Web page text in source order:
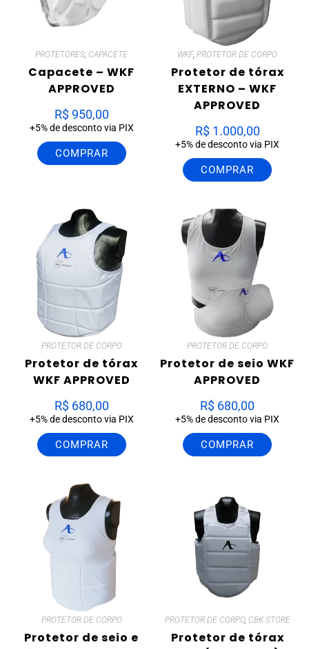
PROTETORES, CAPACETE
Capacete – WKF
APPROVED
R$950,00
+5% de desconto via PIX
COMPRAR
WKF,PROTETOR DE CORPO
Protetor de tórax
EXTERNO – WKF
APPROVED
R$1.000,00
+5% de desconto via PIX
COMPRAR
PROTETOR DE CORPO
Protetor de tórax
WKF APPROVED
R$680,00
+5% de desconto via PIX
COMPRAR
PROTETOR DE CORPO
Protetor de seio WKF
APPROVED
R$ 680,00
+5% de desconto via PIX
COMPRAR
PROTETOR DE CORPO
Protetor de seio e
PROTETOR DE CORPO, CBK STORE
Protetor de tórax